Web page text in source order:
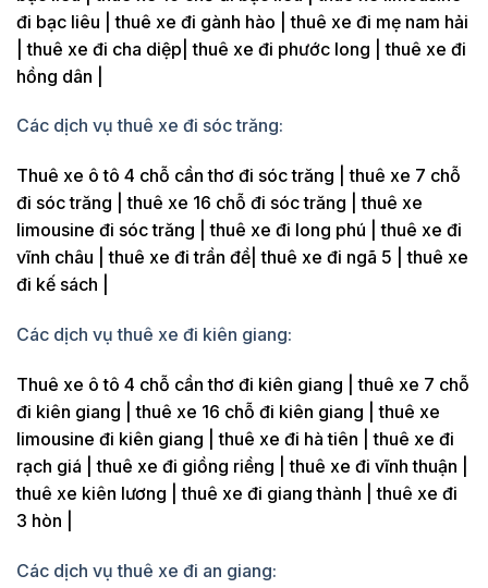
đi bạc liêu | thuê xe đi gành hào | thuê xe đi mẹ nam hải
| thuê xe đi cha diệp| thuê xe đi phước long | thuê xe đi
hồng dân |
Các dịch vụ thuê xe đi sóc trăng:
Thuê xe ô tô 4 chỗ cần thơ đi sóc trăng | thuê xe 7 chỗ
đi sóc trăng | thuê xe 16 chỗ đi sóc trăng | thuê xe
limousine đi sóc trăng | thuê xe đi long phú | thuê xe đi
vĩnh châu | thuê xe đi trần đề| thuê xe đi ngã 5 | thuê xe
đi kế sách |
Các dịch vụ thuê xe đi kiên giang:
Thuê xe ô tô 4 chỗ cần thơ đi kiên giang | thuê xe 7 chỗ
đi kiên giang | thuê xe 16 chỗ đi kiên giang | thuê xe
limousine đi kiên giang | thuê xe đi hà tiên | thuê xe đi
rạch giá | thuê xe đi giồng riềng | thuê xe đi vĩnh thuận |
thuê xe kiên lương | thuê xe đi giang thành | thuê xe đi
3 hòn |
Các dịch vụ thuê xe đi an giang: